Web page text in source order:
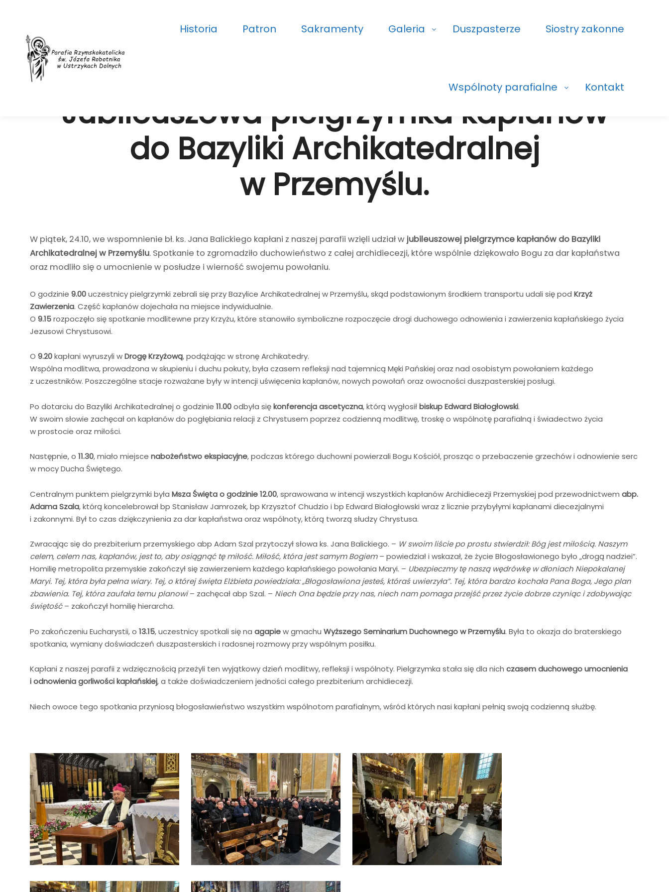
Historia Patron Sakramenty Galeria Duszpasterze Siostry zakonne
Wspólnoty parafialne Kontakt
Jubileuszowa pielgrzymka kapłanów
do Bazyliki Archikatedralnej
w Przemyślu.
W piątek, 24.10, we wspomnienie bł. ks. Jana Balickiego kapłani z naszej parafii wzięli udział w jubileuszowej pielgrzymce kapłanów do Bazyliki
Archikatedralnej w Przemyślu. Spotkanie to zgromadziło duchowieństwo z całej archidiecezji, które wspólnie dziękowało Bogu za dar kapłaństwa
oraz modliło się o umocnienie w posłudze i wierność swojemu powołaniu.
O godzinie 9.00uczestnicy pielgrzymki zebrali się przy Bazylice Archikatedralnej w Przemyślu, skąd podstawionym środkiem transportu udali się pod Krzyż
Zawierzenia. Część kapłanów dojechała na miejsce indywidualnie.
O 9.15rozpoczęło się spotkanie modlitewne przy Krzyżu, które stanowiło symboliczne rozpoczęcie drogi duchowego odnowienia i zawierzenia kapłańskiego życia
Jezusowi Chrystusowi.
O 9.20kapłani wyruszyli wDrogę Krzyżową, podążając w stronę Archikatedry.
Wspólna modlitwa, prowadzona w skupieniu i duchu pokuty, była czasem refleksji nad tajemnicą Męki Pańskiej oraz nad osobistym powołaniem każdego
z uczestników. Poszczególne stacje rozważane były w intencji uświęcenia kapłanów, nowych powołań oraz owocności duszpasterskiej posługi.
Po dotarciu do Bazyliki Archikatedralnej o godzinie 11.00odbyła siękonferencja ascetyczna, którą wygłosiłbiskup Edward Białogłowski.
W swoim słowie zachęcał on kapłanów do pogłębiania relacji z Chrystusem poprzez codzienną modlitwę, troskę o wspólnotę parafialną i świadectwo życia
w prostocie oraz miłości.
Następnie, o 11.30, miało miejsce nabożeństwo ekspiacyjne, podczas którego duchowni powierzali Bogu Kościół, prosząc o przebaczenie grzechów i odnowienie serc
w mocy Ducha Świętego.
Centralnym punktem pielgrzymki była Msza Święta o godzinie 12.00, sprawowana w intencji wszystkich kapłanów Archidiecezji Przemyskiej pod przewodnictwem abp.
Adama Szala, którą koncelebrował bp Stanisław Jamrozek, bp Krzysztof Chudzio i bp Edward Białogłowski wraz z licznie przybyłymi kapłanami diecezjalnymi
i zakonnymi. Był to czas dziękczynienia za dar kapłaństwa oraz wspólnoty, którą tworzą słudzy Chrystusa.
Zwracając się do prezbiterium przemyskiego abp Adam Szal przytoczył słowa ks. Jana Balickiego. – W swoim liście po prostu stwierdził: Bóg jest miłością. Naszym
celem, celem nas, kapłanów, jest to, aby osiągnąć tę miłość. Miłość, która jest samym Bogiem– powiedział i wskazał, że życie Błogosławionego było „drogą nadziei”.
Homilię metropolita przemyskie zakończył się zawierzeniem każdego kapłańskiego powołania Maryi. – Ubezpieczmy tę naszą wędrówkę w dłoniach Niepokalanej
Maryi. Tej, która była pełna wiary. Tej, o której święta Elżbieta powiedziała: „Błogosławiona jesteś, któraś uwierzyła”. Tej, która bardzo kochała Pana Boga, Jego plan
zbawienia. Tej, która zaufała temu planowi– zachęcał abp Szal. – Niech Ona będzie przy nas, niech nam pomaga przejść przez życie dobrze czyniąc i zdobywając
świętość– zakończył homilię hierarcha.
Po zakończeniu Eucharystii, o 13.15, uczestnicy spotkali się na agapiew gmachu Wyższego Seminarium Duchownego w Przemyślu. Była to okazja do braterskiego
spotkania, wymiany doświadczeń duszpasterskich i radosnej rozmowy przy wspólnym posiłku.
Kapłani z naszej parafii z wdzięcznością przeżyli ten wyjątkowy dzień modlitwy, refleksji i wspólnoty. Pielgrzymka stała się dla nich czasem duchowego umocnienia
i odnowienia gorliwości kapłańskiej, a także doświadczeniem jedności całego prezbiterium archidiecezji.
Niech owoce tego spotkania przyniosą błogosławieństwo wszystkim wspólnotom parafialnym, wśród których nasi kapłani pełnią swoją codzienną służbę.